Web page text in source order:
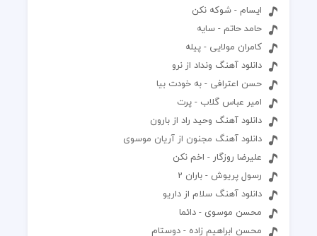
ایسام - شوکه نکن
حامد حاتم - سایه
کامران مولایی - پیله
دانلود آهنگ ونداد از نرو
حسن اعترافی - به خودت بیا
امیر عباس گلاب - پرت
دانلود آهنگ وحید راد از بارون
دانلود آهنگ مجنون از آریان موسوی
علیرضا روزگار - اخم نکن
رسول پریوش - باران 2
دانلود آهنگ سلام از داریو
محسن موسوی - دائما
محسن ابراهیم زاده - دوستام